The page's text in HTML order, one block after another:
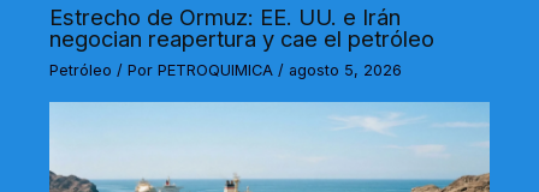
Estrecho de Ormuz: EE. UU. e Irán
negocian reapertura y cae el petróleo
Petróleo / PorPETROQUIMICA/ agosto 5, 2026